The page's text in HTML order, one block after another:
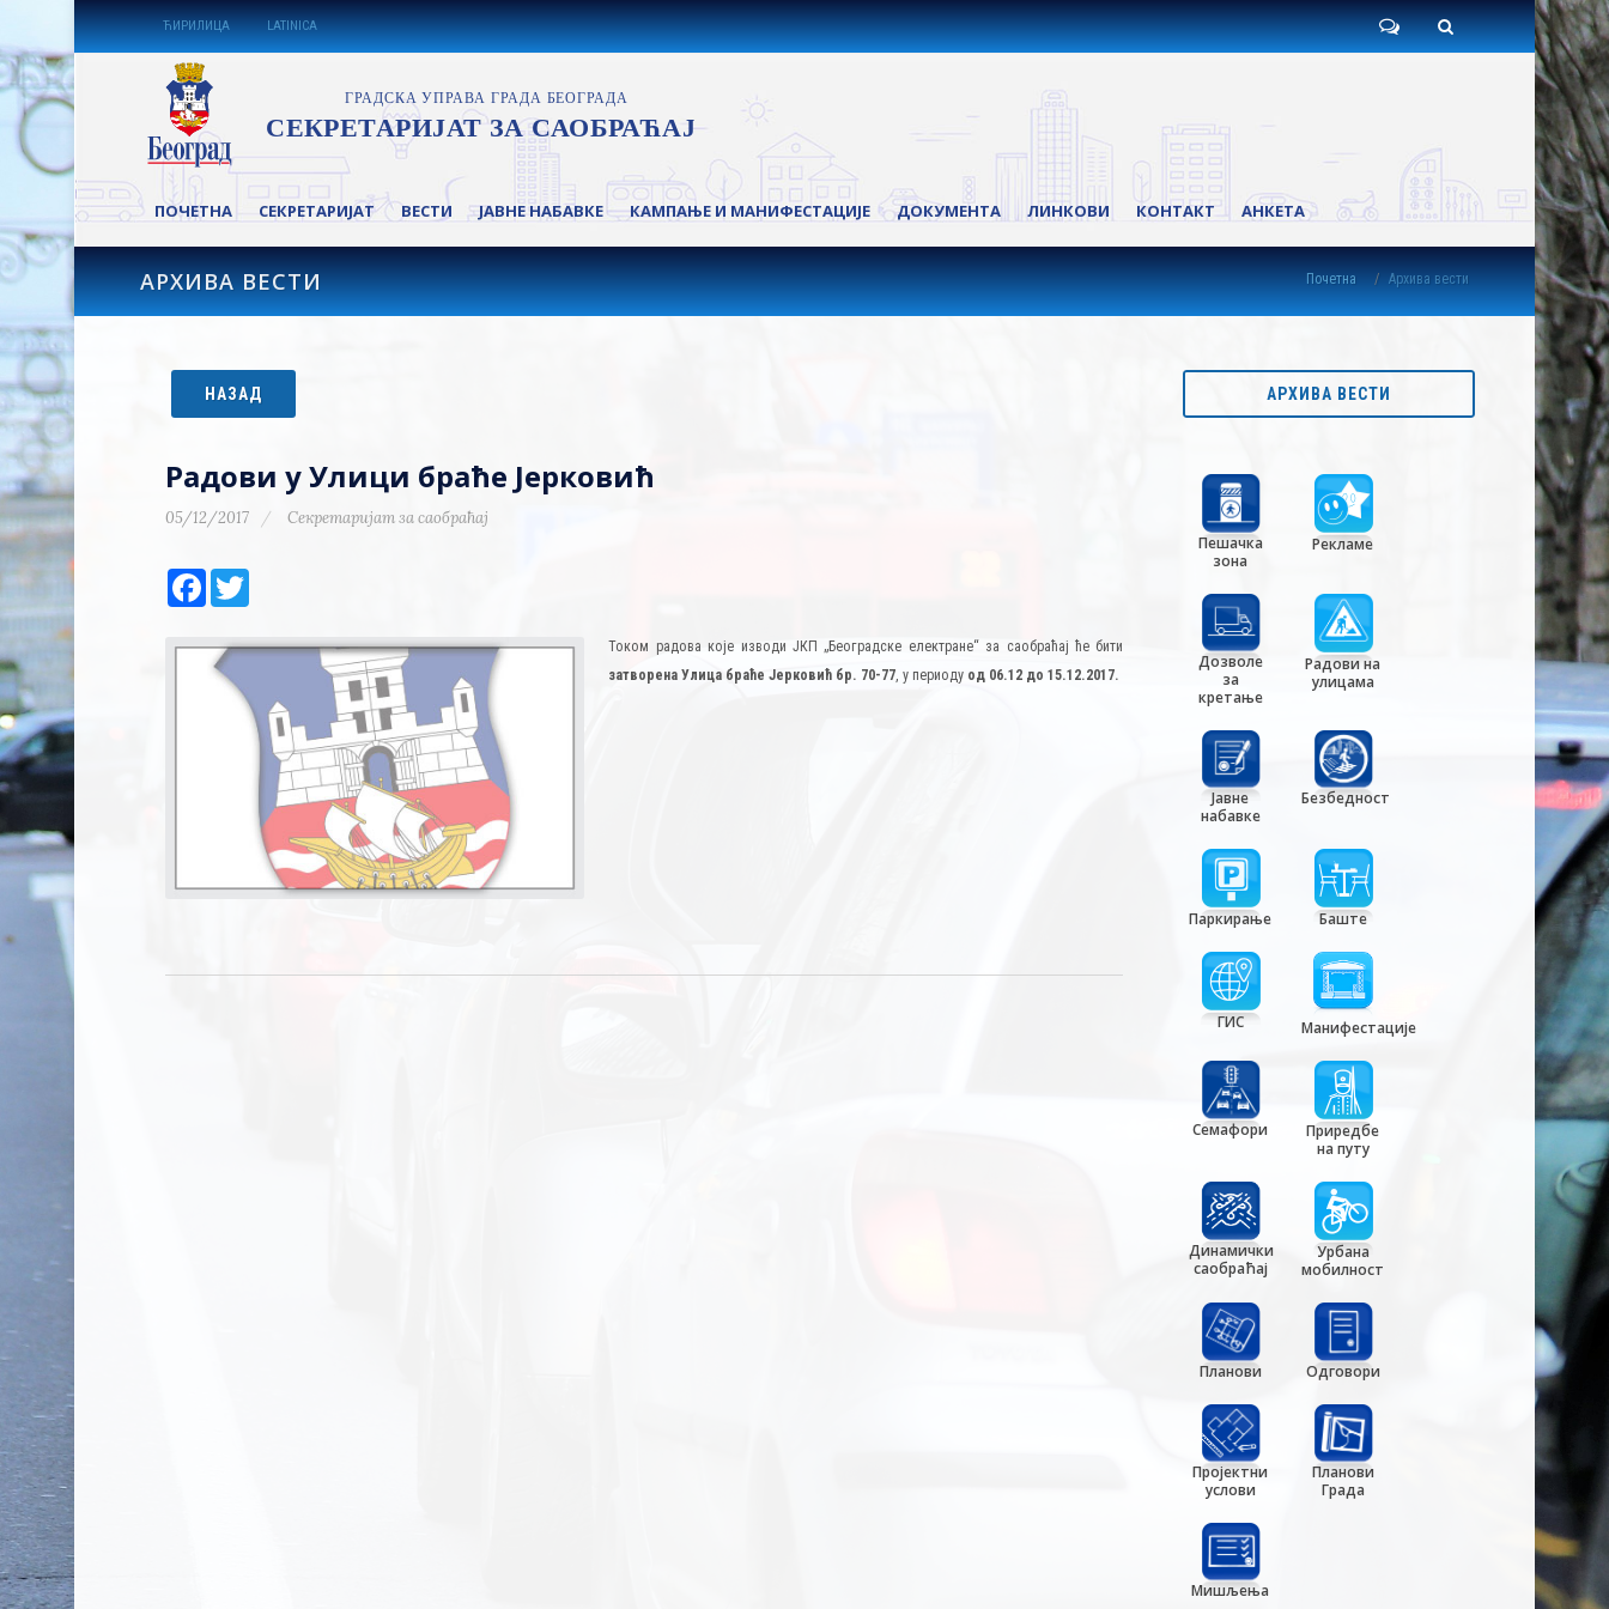
ЋИРИЛИЦА LATINICA
ПОЧЕТНА СЕКРЕТАРИЈАТ ВЕСТИ ЈАВНЕ НАБАВКЕ КАМПАЊЕ И МАНИФЕСТАЦИЈЕ ДОКУМЕНТА ЛИНКОВИ КОНТАКТ АНКЕТА
АРХИВА ВЕСТИ Почетна Архива вести
НАЗАД
Радови у Улици браће Јерковић
05/12/2017 Секретаријат за саобраћај
Facebook
Током радова које изводи ЈКП „Београдске електране“ за саобраћај ће бити
затворена Улица браће Јерковић бр. 70-77, у периоду од 06.12 до 15.12.2017.
АРХИВА ВЕСТИ
Пешачка
зона
Рекламе
Дозволе
за
кретање
Радови на
улицама
Јавне
набавке
Безбедност
Паркирање Баште
ГИС Манифестације
Семафори
Приредбе
на путу
Динамички
саобраћај
Урбана
мобилност
Планови Одговори
Пројектни
услови
Планови
Града
Мишљења